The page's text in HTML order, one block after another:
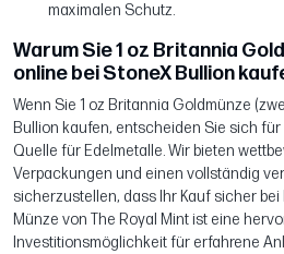
maximalen Schutz.
Warum Sie 1 oz Britannia
online bei StoneX Bullion
Wenn Sie 1 oz Britannia Goldmünze
Bullion kaufen, entscheiden Sie sich
Quelle für Edelmetalle. Wir bieten
Verpackungen und einen vollständig
sicherzustellen, dass Ihr Kauf sicher
Münze von The Royal Mint ist eine
Investitionsmöglichkeit für erfahrene